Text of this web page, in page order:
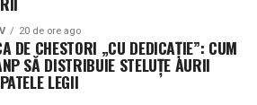
20 de ore ago
DE CHESTORI „CU DEDICAȚIE”: CUM
SĂ DISTRIBUIE STELUȚE AURII
LEGII